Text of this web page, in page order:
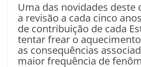
Uma das novidades deste
a revisão a cada cinco
de contribuição de cada
tentar frear o
as consequências
maior frequência de